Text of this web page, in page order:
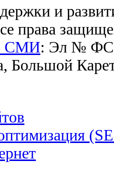
и
права
СМИ: Эл №
Большой